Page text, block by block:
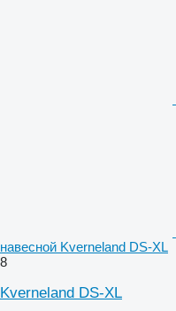
навесной Kverneland DS-XL
8
Kverneland DS-XL